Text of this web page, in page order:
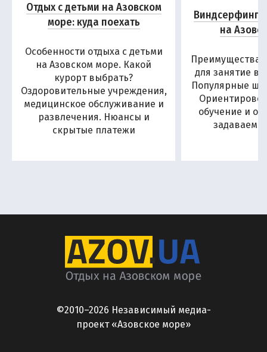
Отдых с детьми на Азовском
море: куда поехать
Особенности отдыха с детьми
на Азовском море. Какой
курорт выбрать?
Оздоровительные учреждения,
медицинское обслуживание и
развлечения. Нюансы и
скрытые платежи
Виндсерфинг
на
Преимущества
для занятие
Популярные
обучение и
©2010–2026 Независимый медиа-
проект «Азовское море»